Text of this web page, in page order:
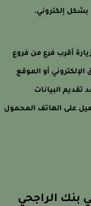
إلكتروني.
أقرب فرع من فروع
أو الموقع
البيانات
على الهاتف المحمول
الراجحي